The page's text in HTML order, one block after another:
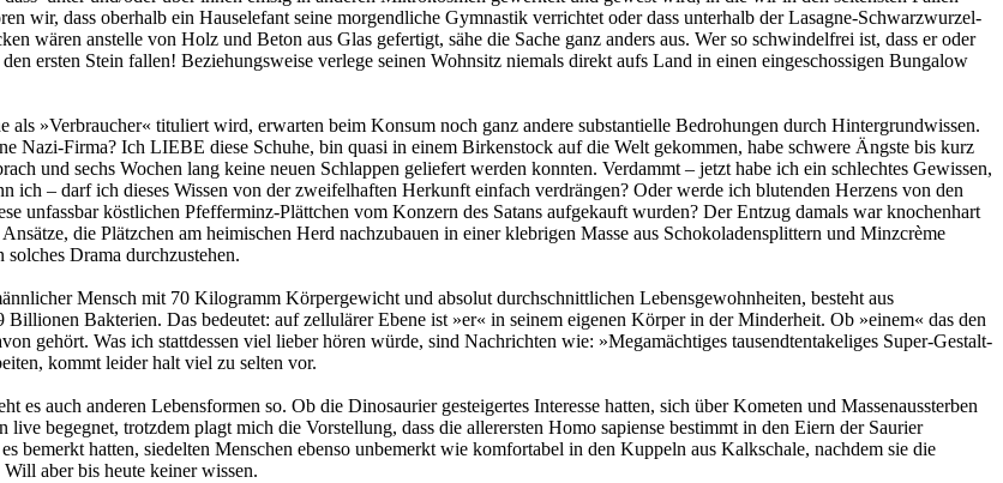
wir, dass oberhalb ein Hauselefant seine morgendliche Gymnastik verrichtet oder dass unterhalb der Lasagne-Schwarzwurzel-
wären anstelle von Holz und Beton aus Glas gefertigt, sähe die Sache ganz anders aus. Wer so schwindelfrei ist, dass er oder
ersten Stein fallen! Beziehungsweise verlege seinen Wohnsitz niemals direkt aufs Land in einen eingeschossigen Bungalow
als »Verbraucher« tituliert wird, erwarten beim Konsum noch ganz andere substantielle Bedrohungen durch Hintergrundwissen.
Nazi-Firma? Ich LIEBE diese Schuhe, bin quasi in einem Birkenstock auf die Welt gekommen, habe schwere Ängste bis kurz
und sechs Wochen lang keine neuen Schlappen geliefert werden konnten. Verdammt – jetzt habe ich ein schlechtes Gewissen,
ich – darf ich dieses Wissen von der zweifelhaften Herkunft einfach verdrängen? Oder werde ich blutenden Herzens von den
unfassbar köstlichen Pfefferminz-Plättchen vom Konzern des Satans aufgekauft wurden? Der Entzug damals war knochenhart
die Plätzchen am heimischen Herd nachzubauen in einer klebrigen Masse aus Schokoladensplittern und Minzcrème
Drama durchzustehen.
Mensch mit 70 Kilogramm Körpergewicht und absolut durchschnittlichen Lebensgewohnheiten, besteht aus
Bakterien. Das bedeutet: auf zellulärer Ebene ist »er« in seinem eigenen Körper in der Minderheit. Ob »einem« das den
gehört. Was ich stattdessen viel lieber hören würde, sind Nachrichten wie: »Megamächtiges tausendtentakeliges Super-Gestalt-
kommt leider halt viel zu selten vor.
auch anderen Lebensformen so. Ob die Dinosaurier gesteigertes Interesse hatten, sich über Kometen und Massenaussterben
begegnet, trotzdem plagt mich die Vorstellung, dass die allerersten Homo sapiense bestimmt in den Eiern der Saurier
bemerkt hatten, siedelten Menschen ebenso unbemerkt wie komfortabel in den Kuppeln aus Kalkschale, nachdem sie die
aber bis heute keiner wissen.